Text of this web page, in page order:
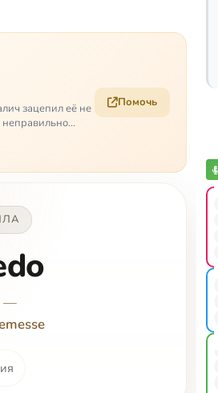
зацепил её не
неправильно
Помочь
—